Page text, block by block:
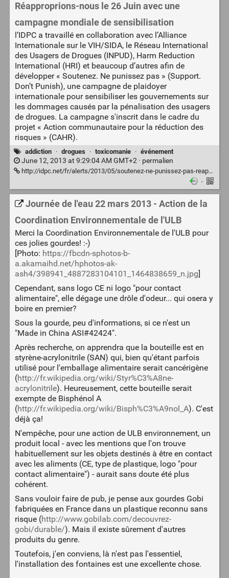
Réapproprions-nous le 26 Juin avec une
campagne mondiale de sensibilisation
l’IDPC a travaillé en collaboration avec l’Alliance
Internationale sur le VIH/SIDA, le Réseau International
des Usagers de Drogues (INPUD), Harm Reduction
International (HRI) et beaucoup d’autres afin de
développer « Soutenez. Ne punissez pas » (Support.
Don’t Punish), une campagne de plaidoyer
internationale pour sensibiliser les gouvernements sur
les dommages causés par la pénalisation des usagers
de drogues. La campagne s'inscrit dans le cadre du
projet « Action communautaire pour la réduction des
risques » (CAHR).
addiction · drogues · toxicomanie · événement
June 12, 2013 at 9:29:04 AM GMT+2 · permalien
http://idpc.net/fr/alerts/2013/05/soutenez-ne-punissez-pas-reapproprions-nous-le-26-juin-avec-une-campagne-mondiale-de-sensibilisation
·
Journée de l'eau 22 mars 2013 - Action de la
Coordination Environnementale de l'ULB
Merci la Coordination Environnementale de l'ULB pour
ces jolies gourdes! :-)
[Photo: https://fbcdn-sphotos-b-
a.akamaihd.net/hphotos-ak-
ash4/398941_4887283104101_1464838659_n.jpg]
Cependant, sans logo CE ni logo "pour contact
alimentaire", elle dégage une drôle d'odeur... qui osera y
boire en premier?
Sous la gourde, peu d'informations, si ce n'est un
"Made in China ASI#42424".
Après recherche, on apprendra que la bouteille est en
styrène-acrylonitrile (SAN) qui, bien qu'étant parfois
utilisé pour l'emballage alimentaire serait cancérigène
(http://fr.wikipedia.org/wiki/Styr%C3%A8ne-
acrylonitrile). Heureusement, cette bouteille serait
exempte de Bisphénol A
(http://fr.wikipedia.org/wiki/Bisph%C3%A9nol_A). C'est
déjà ça!
N'empêche, pour une action de ULB environnement, un
produit local - avec les mentions que l'on trouve
habituellement sur les objets destinés à être en contact
avec les aliments (CE, type de plastique, logo "pour
contact alimentaire") - aurait sans doute été plus
cohérent.
Sans vouloir faire de pub, je pense aux gourdes Gobi
fabriquées en France dans un plastique reconnu sans
risque (http://www.gobilab.com/decouvrez-
gobi/durable/). Mais il existe sûrement d'autres
produits du genre.
Toutefois, j'en conviens, là n'est pas l'essentiel,
l'installation des fontaines est une excellente chose.